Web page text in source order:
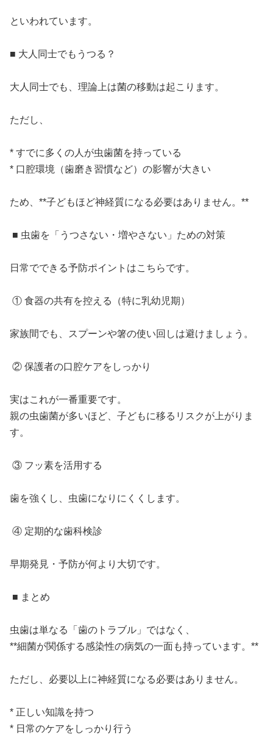
といわれています。
■ 大人同士でもうつる？
大人同士でも、理論上は菌の移動は起こります。
ただし、
* すでに多くの人が虫歯菌を持っている
* 口腔環境（歯磨き習慣など）の影響が大きい
ため、**子どもほど神経質になる必要はありません。**
■ 虫歯を「うつさない・増やさない」ための対策
日常でできる予防ポイントはこちらです。
① 食器の共有を控える（特に乳幼児期）
家族間でも、スプーンや箸の使い回しは避けましょう。
② 保護者の口腔ケアをしっかり
実はこれが一番重要です。
親の虫歯菌が多いほど、子どもに移るリスクが上がりま
す。
③ フッ素を活用する
歯を強くし、虫歯になりにくくします。
④ 定期的な歯科検診
早期発見・予防が何より大切です。
■ まとめ
虫歯は単なる「歯のトラブル」ではなく、
**細菌が関係する感染性の病気の一面も持っています。**
ただし、必要以上に神経質になる必要はありません。
* 正しい知識を持つ
* 日常のケアをしっかり行う